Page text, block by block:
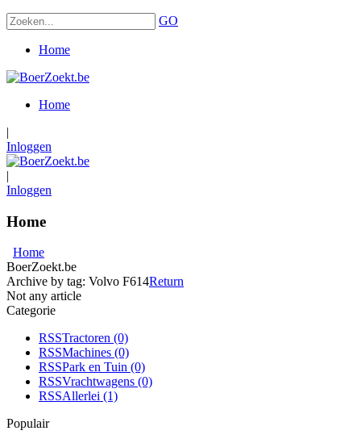
GO
Home
Home
|
Inloggen
|
Inloggen
Home
Home
BoerZoekt.be
Archive by tag: Volvo F614Return
Not any article
Categorie
RSSTractoren (0)
RSSMachines (0)
RSSPark en Tuin (0)
RSSVrachtwagens (0)
RSSAllerlei (1)
Populair